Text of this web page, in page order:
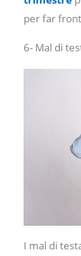
per far
6- Mal di
I mal di